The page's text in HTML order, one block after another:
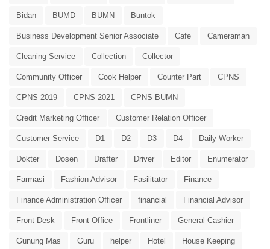
Bidan BUMD BUMN Buntok
Business Development Senior Associate Cafe Cameraman
Cleaning Service Collection Collector
Community Officer Cook Helper Counter Part CPNS
CPNS 2019 CPNS 2021 CPNS BUMN
Credit Marketing Officer Customer Relation Officer
Customer Service D1 D2 D3 D4 Daily Worker
Dokter Dosen Drafter Driver Editor Enumerator
Farmasi Fashion Advisor Fasilitator Finance
Finance Administration Officer financial Financial Advisor
Front Desk Front Office Frontliner General Cashier
Gunung Mas Guru helper Hotel House Keeping